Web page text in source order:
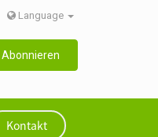
Language
Abonnieren
Kontakt